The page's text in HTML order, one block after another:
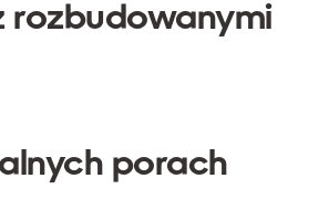
rozbudowanymi
porach